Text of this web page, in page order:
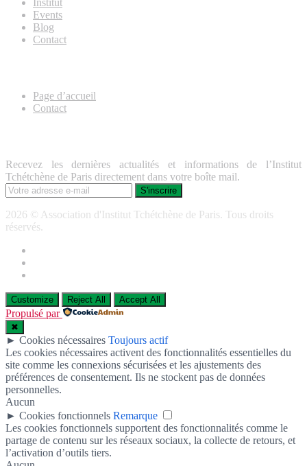
Events
Blog
Contact
Page d’accueil
Contact
Recevez les dernières actualités et informations de l’Institut
Tchétchène de Paris directement dans votre boîte mail.
2026 © Association d'Institut Tchétchène de Paris. Tous droits
réservés.
Customize Reject All Accept All
Propulsé par
✖
► Cookies nécessaires Toujours actif
Les cookies nécessaires activent des fonctionnalités essentielles du
site comme les connexions sécurisées et les ajustements des
préférences de consentement. Ils ne stockent pas de données
personnelles.
Aucun
► Cookies fonctionnels Remarque
Les cookies fonctionnels supportent des fonctionnalités comme le
partage de contenu sur les réseaux sociaux, la collecte de retours, et
l’activation d’outils tiers.